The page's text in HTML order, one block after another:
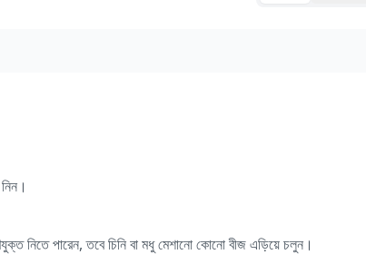
নিতে পারেন, তবে চিনি বা মধু মেশানো কোনো বীজ এড়িয়ে চলুন।